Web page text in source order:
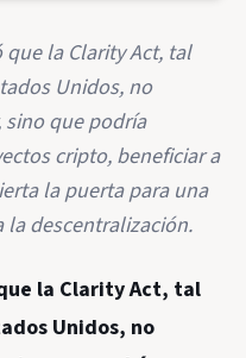
la Clarity Act, tal
Unidos, no
que podría
cripto, beneficiar a
la puerta para una
descentralización.
la Clarity Act, tal
Unidos, no